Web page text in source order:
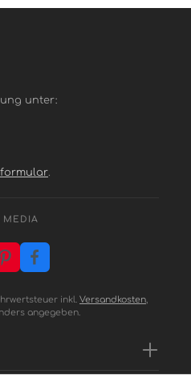
unter:
.
MEDIA
inkl. Versandkosten,
angegeben.